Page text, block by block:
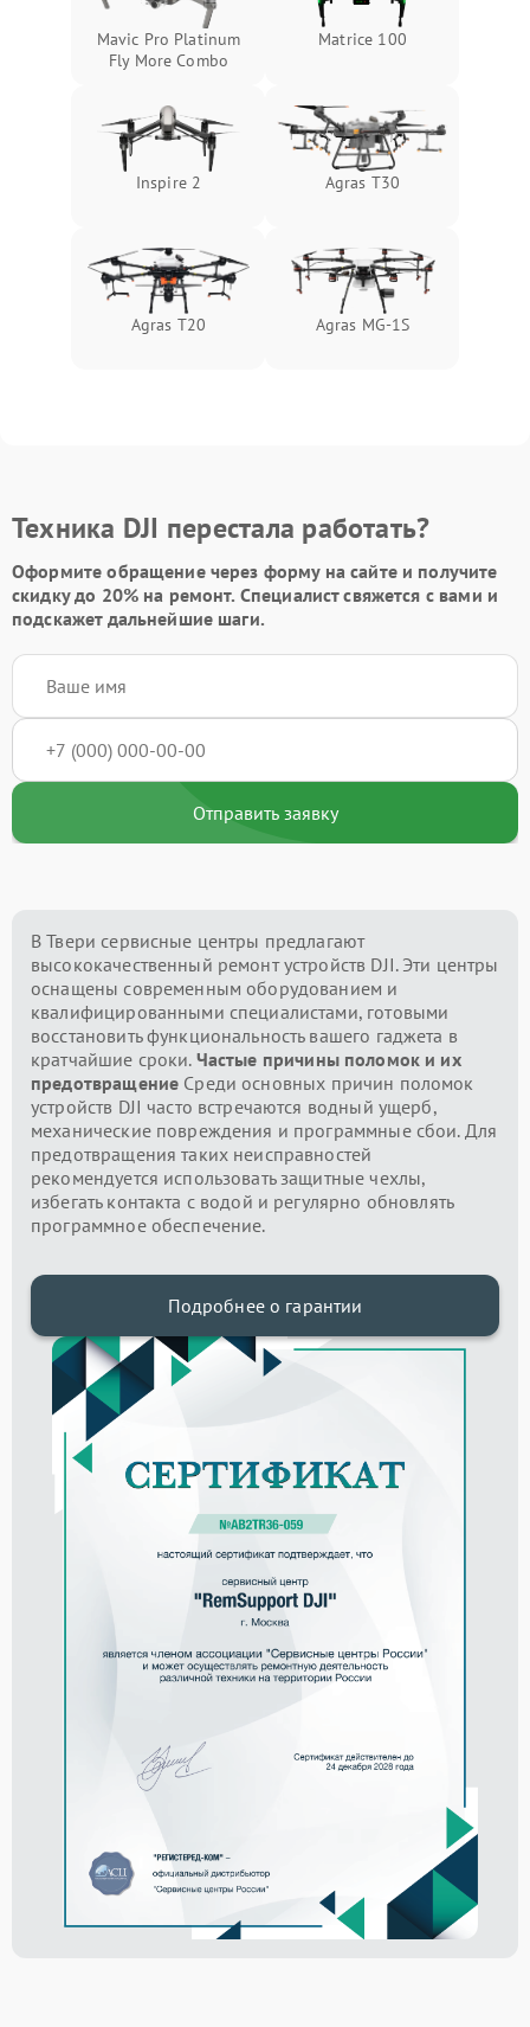
Mavic Pro Platinum
Fly More Combo
Matrice 100
Inspire 2 Agras T30
Agras T20 Agras MG-1S
Техника DJI перестала работать?
Оформите обращение через форму на сайте и получите
скидку до 20%на ремонт. Специалист свяжется с вами и
подскажет дальнейшие шаги.
Отправить заявку
В Твери сервисные центры предлагают
высококачественный ремонт устройств DJI. Эти центры
оснащены современным оборудованием и
квалифицированными специалистами, готовыми
восстановить функциональность вашего гаджета в
кратчайшие сроки. Частые причины поломок и их
предотвращение Среди основных причин поломок
устройств DJI часто встречаются водный ущерб,
механические повреждения и программные сбои. Для
предотвращения таких неисправностей
рекомендуется использовать защитные чехлы,
избегать контакта с водой и регулярно обновлять
программное обеспечение.
Подробнее о гарантии